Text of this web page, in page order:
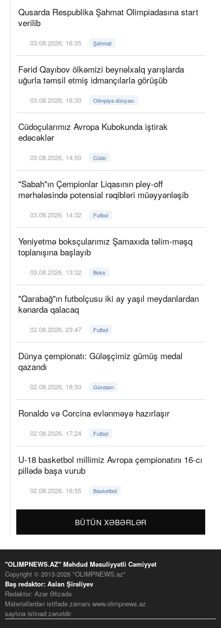
Qusarda Respublika Şahmat Olimpiadasına start
verilib
03.08.2026, 16:35 Şahmat
Fərid Qayıbov ölkəmizi beynəlxalq yarışlarda
uğurla təmsil etmiş idmançılarla görüşüb
03.08.2026, 16:30 Olimpiya dünyası
Cüdoçularımız Avropa Kubokunda iştirak
edəcəklər
03.08.2026, 14:50 Cüdo
"Sabah"ın Çempionlar Liqasının pley-off
mərhələsində potensial rəqibləri müəyyənləşib
03.08.2026, 14:32 Futbol
Yeniyetmə boksçularımız Şamaxıda təlim-məşq
toplanışına başlayıb
03.08.2026, 13:32 Boks
"Qarabağ"ın futbolçusu iki ay yaşıl meydanlardan
kənarda qalacaq
02.08.2026, 23:47 Futbol
Dünya çempionatı: Güləşçimiz gümüş medal
qazandı
02.08.2026, 18:50 Gündəm
Ronaldo və Corcina evlənməyə hazırlaşır
02.08.2026, 17:24 Futbol
U-18 basketbol millimiz Avropa çempionatını 16-cı
pillədə başa vurub
02.08.2026, 16:55 Basketbol
BÜTÜN XƏBƏRLƏR
"OLIMPNEWS.AZ" Məhdud Məsuliyyətli Cəmiyyət
Copyright © 2013-2026 "OLIMPNEWS.az"
Baş redaktor: Aslan Şirəliyev
Redaktor: Azər Əlizadə
Materiallardan istifadə zamanı www.olimpnews.az
saytına istinad zəruridir